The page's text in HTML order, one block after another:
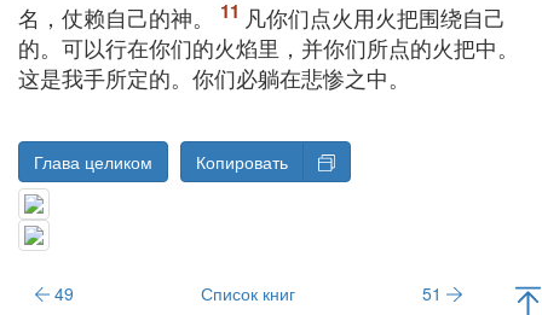
名，仗赖自己的神。
凡你们点火用火把围绕自己
的。可以行在你们的火焰里，并你们所点的火把中。
这是我手所定的。你们必躺在悲惨之中。
Глава целиком Копировать
49 Список книг 51